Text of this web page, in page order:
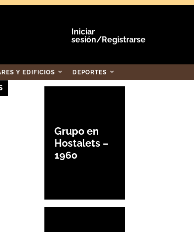
Iniciar
sesión/Registrarse
Y EDIFICIOS DEPORTES
Grupo en
Hostalets –
1960